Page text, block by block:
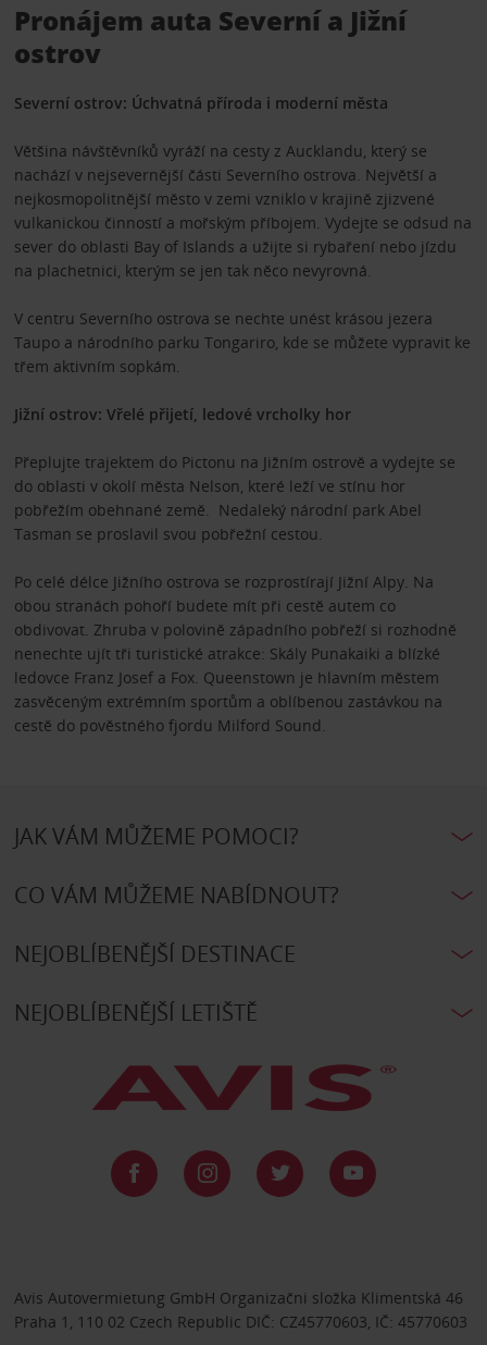
Pronájem auta Severní a Jižní
ostrov
Severní ostrov: Úchvatná příroda i moderní města
Většina návštěvníků vyráží na cesty z Aucklandu, který se
nachází v nejsevernější části Severního ostrova. Největší a
nejkosmopolitnější město v zemi vzniklo v krajině zjizvené
vulkanickou činností a mořským příbojem. Vydejte se odsud na
sever do oblasti Bay of Islands a užijte si rybaření nebo jízdu
na plachetnici, kterým se jen tak něco nevyrovná.
V centru Severního ostrova se nechte unést krásou jezera
Taupo a národního parku Tongariro, kde se můžete vypravit ke
třem aktivním sopkám.
Jižní ostrov: Vřelé přijetí, ledové vrcholky hor
Přeplujte trajektem do Pictonu na Jižním ostrově a vydejte se
do oblasti v okolí města Nelson, které leží ve stínu hor
pobřežím obehnané země. Nedaleký národní park Abel
Tasman se proslavil svou pobřežní cestou.
Po celé délce Jižního ostrova se rozprostírají Jižní Alpy. Na
obou stranách pohoří budete mít při cestě autem co
obdivovat. Zhruba v polovině západního pobřeží si rozhodně
nenechte ujít tři turistické atrakce: Skály Punakaiki a blízké
ledovce Franz Josef a Fox. Queenstown je hlavním městem
zasvěceným extrémním sportům a oblíbenou zastávkou na
cestě do pověstného fjordu Milford Sound.
JAK VÁM MŮŽEME POMOCI?
CO VÁM MŮŽEME NABÍDNOUT?
NEJOBLÍBENĚJŠÍ DESTINACE
NEJOBLÍBENĚJŠÍ LETIŠTĚ
Avis Autovermietung GmbH Organizačni složka Klimentská 46
Praha 1, 110 02 Czech Republic DIČ: CZ45770603, IČ: 45770603